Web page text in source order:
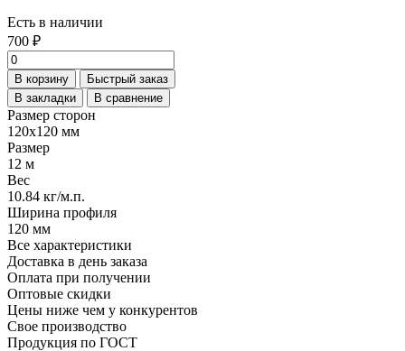
Есть в наличии
700 ₽
В корзину
Быстрый заказ
В закладки
В сравнение
Размер сторон
120х120 мм
Размер
12 м
Вес
10.84 кг/м.п.
Ширина профиля
120 мм
Все характеристики
Доставка в день заказа
Оплата при получении
Оптовые скидки
Цены ниже чем у конкурентов
Свое производство
Продукция по ГОСТ